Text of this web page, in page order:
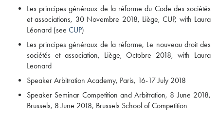
Les principes généraux de la réforme du Code des sociétés
et associations, 30 Novembre 2018, Liège, CUP, with Laura
Léonard (see CUP)
Les principes généraux de la réforme, Le nouveau droit des
sociétés et association, Liège, Octobre 2018, with Laura
Leonard
Speaker Arbitration Academy, Paris, 16-17 July 2018
Speaker Seminar Competition and Arbitration, 8 June 2018,
Brussels, 8 June 2018, Brussels School of Competition